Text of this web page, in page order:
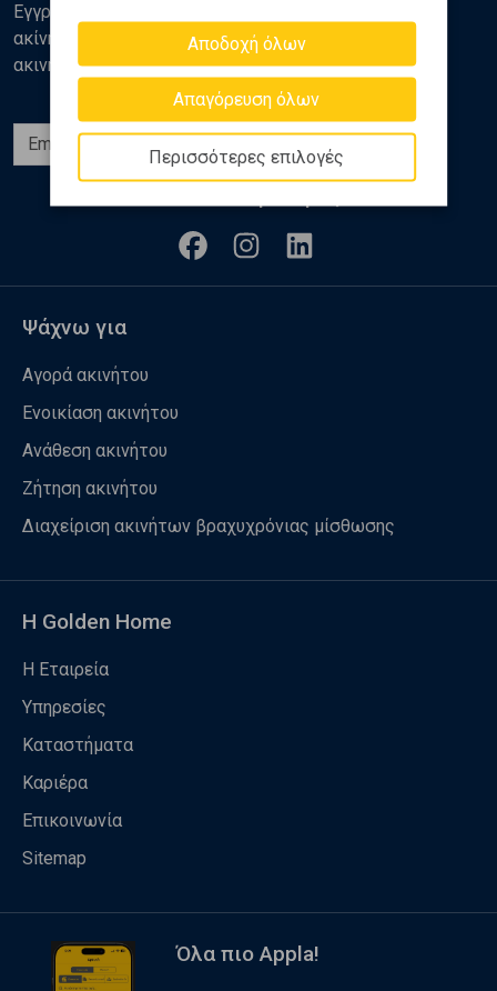
Αποδοχή όλων
Απαγόρευση όλων
Περισσότερες επιλογές
Εγγραφείτε στο newsletter της Golden Home για νέα
ακίνητα, αναλύσεις και διάφορα θέματα της αγοράς
ακινήτων
Ψάχνω για
Αγορά ακινήτου
Ενοικίαση ακινήτου
Ανάθεση ακινήτου
Ζήτηση ακινήτου
Διαχείριση ακινήτων βραχυχρόνιας μίσθωσης
Η Golden Home
Η Εταιρεία
Υπηρεσίες
Καταστήματα
Καριέρα
Επικοινωνία
Sitemap
Όλα πιο Appla!